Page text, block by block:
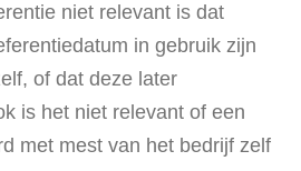
niet relevant is dat
in gebruik zijn
of dat deze later
is het niet relevant of een
met mest van het bedrijf zelf